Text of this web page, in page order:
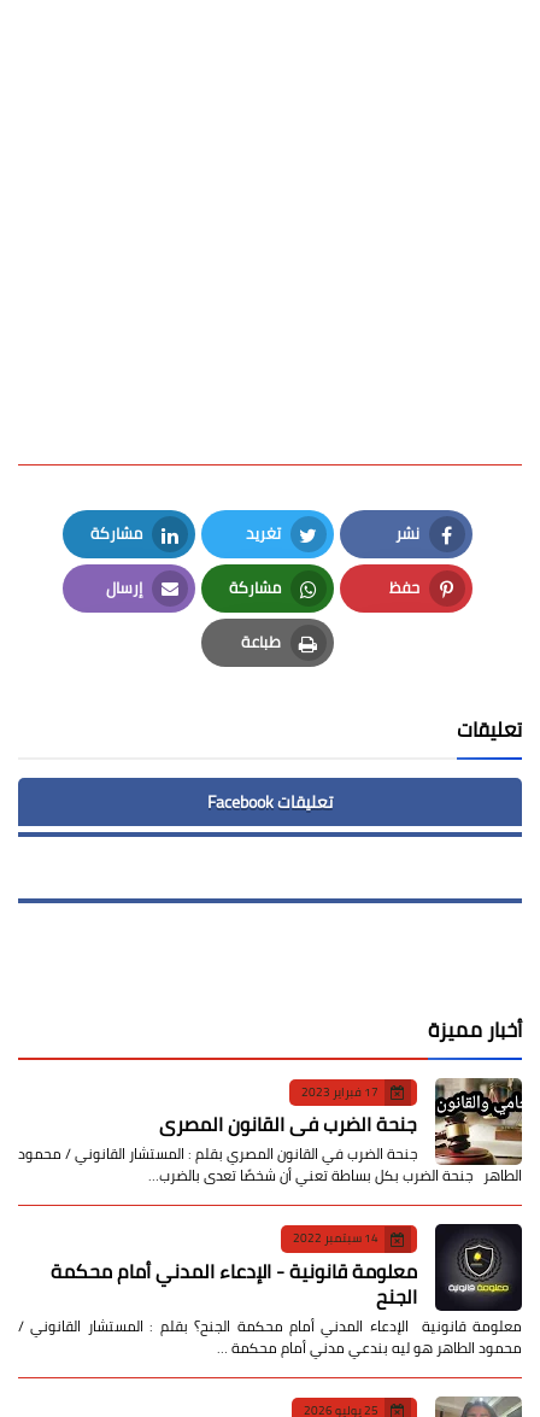
نشر
Facebook
تغريد
Twitter
مشاركة
LinkedIn
حفظ
Pinterest
مشاركة
Whatsapp
إرسال
Email
طباعة
Print
تعليقات
تعليقات Facebook
أخبار مميزة
17 فبراير 2023
جنحة الضرب في القانون المصري
جنحة الضرب في القانون المصري بقلم : المستشار القانوني / محمود
الطاهر جنحة الضرب بكل بساطة تعني أن شخصًا تعدى بالضرب…
14 سبتمبر 2022
معلومة قانونية - الإدعاء المدني أمام محكمة
الجنح
معلومة قانونية الإدعاء المدني أمام محكمة الجنح؟ بقلم : المستشار القانوني /
محمود الطاهر هو ليه بندعي مدني أمام محكمة …
25 يوليو 2026